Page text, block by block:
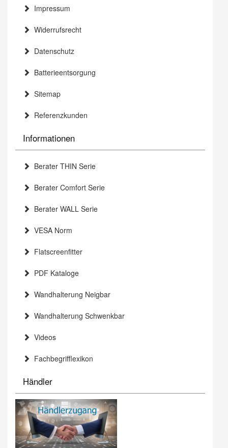
Impressum
Widerrufsrecht
Datenschutz
Batterieentsorgung
Sitemap
Referenzkunden
Informationen
Berater THIN Serie
Berater Comfort Serie
Berater WALL Serie
VESA Norm
Flatscreenfitter
PDF Kataloge
Wandhalterung Neigbar
Wandhalterung Schwenkbar
Videos
Fachbegrifflexikon
Händler